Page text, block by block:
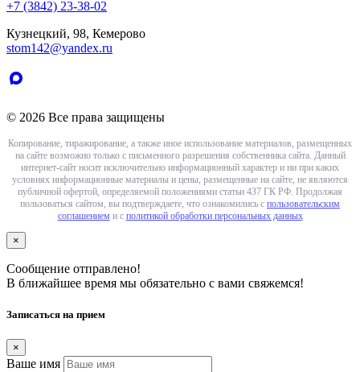
+7 (3842) 23-38-02
Кузнецкий, 98, Кемерово
stom142@yandex.ru
© 2026 Все права защищены
Копирование, тиражирование, а также иное использование материалов, размещенных
на сайте возможно только с письменного разрешения собственника сайта. Данный
интернет-сайт носит исключительно информационный характер и ни при каких
условиях информационные материалы и цены, размещенные на сайте, не являются
публичной офертой, определяемой положениями статьи 437 ГК РФ. Продолжая
пользоваться сайтом, вы подтверждаете, что ознакомились с пользовательским
соглашением и с политикой обработки персональных данных
×
Сообщение отправлено!
В ближайшее время мы обязательно с вами свяжемся!
Записаться на прием
×
Ваше имя